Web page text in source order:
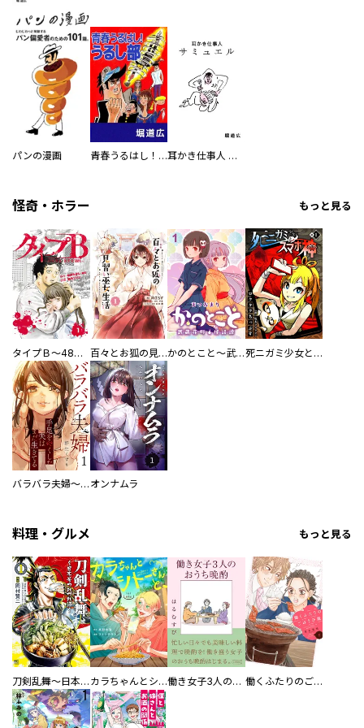
パンの漫画 青春うるはし！うるし部 耳かき仕事人 サミュエル
怪奇・ホラー もっと見る
タイプＢ～48時間後、致死率100％～【単話】 百々とお狐の見習い巫女生活【単行本版】 かのとこと～武蔵花町怪話譚～ 【連載版】 死ニガミ少女とスマホ神
バラバラ夫婦～手足をなくした夫はまだ生きてる オンナムラ
料理・グルメ もっと見る
刀剣乱舞～日本号つれづれ酒～ カラちゃんとシトーさんと、 【分冊版】 働き女子3人のおうち晩酌 働くふたりのごほうび飯